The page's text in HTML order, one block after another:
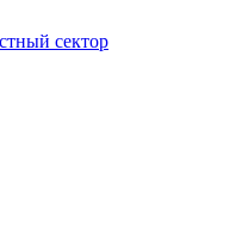
сектор